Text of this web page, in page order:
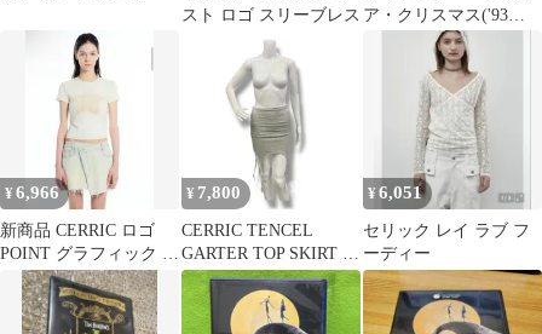
スト ロゴ スリーブレス ア・クリスマス('93
¥6,966
新商品 CERRIC ロゴ
POINT グラフィック 半
袖Tシャツ
¥ 7,800
CERRIC TENCEL
GARTER TOP SKIRT テ
ンセルギャザートップ
スカート ミニスカート
タイトスカート セリッ
¥6,051
セリック レイ ラブ フ
ーディー